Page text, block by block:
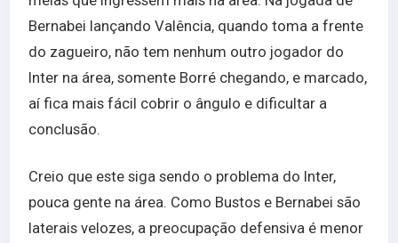
Bernabei lançando Valência, quando toma a frente
do zagueiro, não tem nenhum outro jogador do
Inter na área, somente Borré chegando, e marcado,
aí fica mais fácil cobrir o ângulo e dificultar a
conclusão.
Creio que este siga sendo o problema do Inter,
pouca gente na área. Como Bustos e Bernabei são
laterais velozes, a preocupação defensiva é menor